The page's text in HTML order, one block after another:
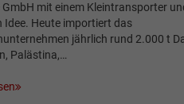
GmbH mit einem Kleintransporter
Idee. Heute importiert das
jährlich rund 2.000 t
Palästina,…